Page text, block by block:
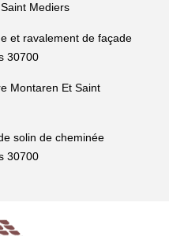
Mediers
et ravalement de façade
30700
Montaren Et Saint
solin de cheminée
30700